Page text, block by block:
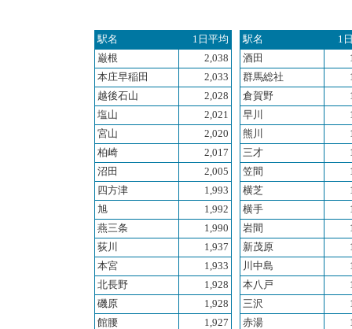
駅名
1日平均
巌根
2,038
本庄早稲田
2,033
越後石山
2,028
塩山
2,021
宮山
2,020
柏崎
2,017
沼田
2,005
四方津
1,993
旭
1,992
燕三条
1,990
荻川
1,937
本宮
1,933
北長野
1,928
磯原
1,928
館腰
1,927
駅名
1
酒田
群馬総社
倉賀野
早川
熊川
三才
笠間
横芝
横手
岩間
新茂原
川中島
本八戸
三沢
赤湯